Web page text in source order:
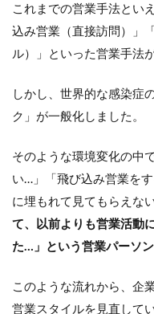
ソー
シャ
リン
使う
おす
SNS3
選
LinkedIn（リ
ンクトイ
ン）
Facebook（フ
これまでの営業手法とい
込み営業（直接訪問）」
ル）」といった営業手法
しかし、世界的な感染症
ク」が一般化しました。
そのような環境変化の中
い…」「飛び込み営業を
に埋もれて見てもらえな
て、以前よりも営業活動
た…」という営業パーソ
このような流れから、企
営業スタイルを見直して